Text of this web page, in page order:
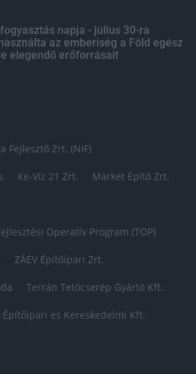
napja - július 30-ra
az emberiség a Föld egész
elegendő erőforrásait
Fejlesztő Zrt. (NIF)
Ke-Víz 21 Zrt. Market Építő Zrt.
Operatív Program (TOP)
ZÁÉV Építőipari Zrt.
Terrán Tetőcserép Gyártó Kft.
és Kereskedelmi Kft.